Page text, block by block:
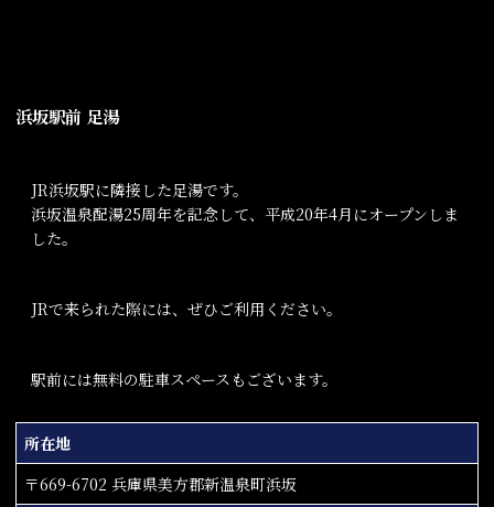
浜坂駅前 足湯
JR浜坂駅に隣接した足湯です。
浜坂温泉配湯25周年を記念して、平成20年4月にオープンしま
した。
JRで来られた際には、ぜひご利用ください。
駅前には無料の駐車スペースもございます。
所在地
〒669-6702 兵庫県美方郡新温泉町浜坂